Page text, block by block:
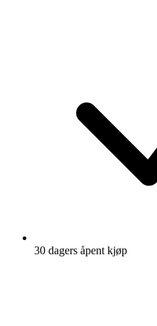
30 dagers åpent kjøp